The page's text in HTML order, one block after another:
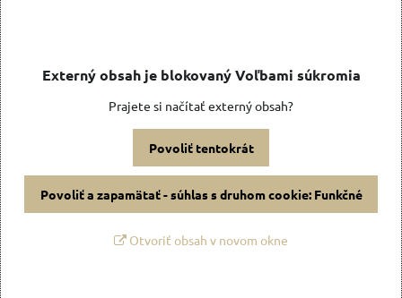
Externý obsah je blokovaný Voľbami súkromia
Prajete si načítať externý obsah?
Povoliť tentokrát
Povoliť a zapamätať - súhlas s druhom cookie: Funkčné
Otvoriť obsah v novom okne